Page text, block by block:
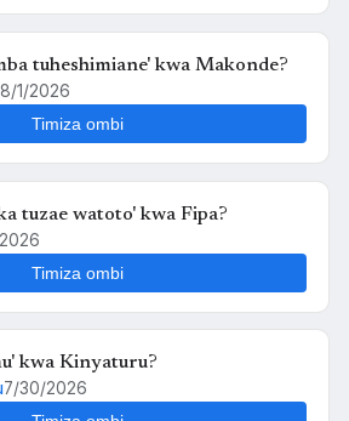
tuheshimiane' kwa Makonde?
8/1/2026
Timiza ombi
tuzae watoto' kwa Fipa?
Timiza ombi
kwa Kinyaturu?
7/30/2026